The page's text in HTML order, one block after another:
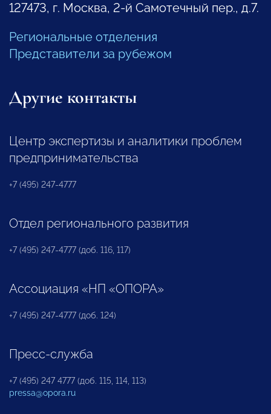
127473, г. Москва, 2-й Самотечный пер., д.7.
Региональные отделения
Представители за рубежом
Другие контакты
Центр экспертизы и аналитики проблем
предпринимательства
+7 (495) 247-4777
Отдел регионального развития
+7 (495) 247-4777 (доб. 116, 117)
Ассоциация «НП «ОПОРА»
+7 (495) 247-4777 (доб. 124)
Пресс-служба
+7 (495) 247 4777 (доб. 115, 114, 113)
pressa@opora.ru